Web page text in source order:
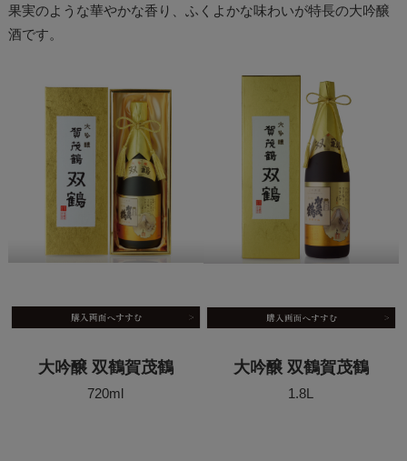
果実のような華やかな香り、ふくよかな味わいが特長の大吟醸
酒です。
大吟醸 双鶴賀茂鶴
720ml
大吟醸 双鶴賀茂鶴
1.8L